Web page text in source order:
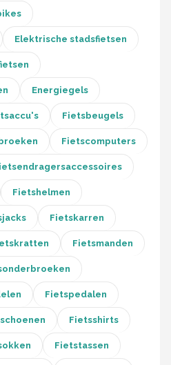
Elektrische stadsfietsen
Energiegels
Fietsbeugels
Fietscomputers
Fietshelmen
Fietskarren
Fietsmanden
Fietspedalen
Fietsshirts
Fietstassen